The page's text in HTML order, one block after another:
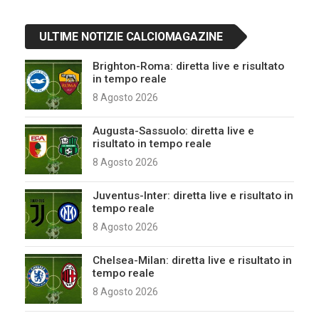
ULTIME NOTIZIE CALCIOMAGAZINE
Brighton-Roma: diretta live e risultato
in tempo reale
8 Agosto 2026
Augusta-Sassuolo: diretta live e
risultato in tempo reale
8 Agosto 2026
Juventus-Inter: diretta live e risultato in
tempo reale
8 Agosto 2026
Chelsea-Milan: diretta live e risultato in
tempo reale
8 Agosto 2026